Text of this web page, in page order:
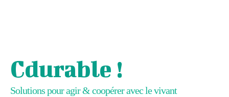
Cdurable !
Solutions pour agir & coopérer avec le vivant